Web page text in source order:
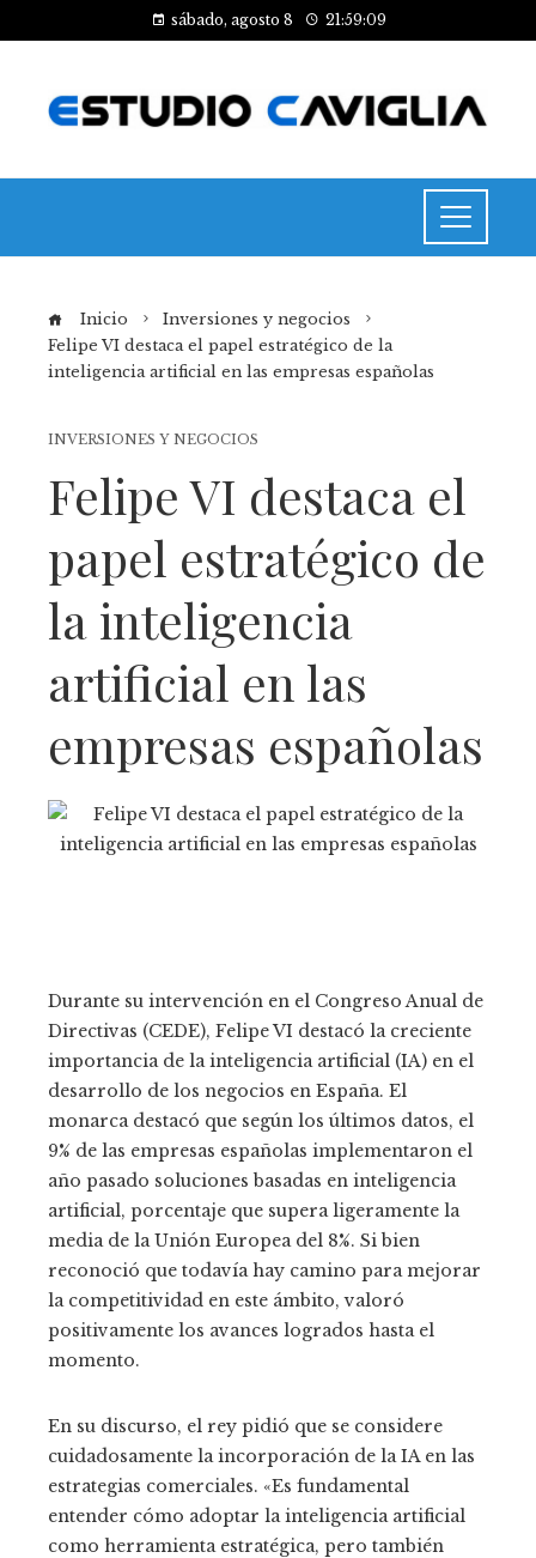
sábado, agosto 8 21:59:09
Inicio
Inversiones y negocios
Felipe VI destaca el papel estratégico de la
inteligencia artificial en las empresas españolas
INVERSIONES Y NEGOCIOS
Felipe VI destaca el
papel estratégico de
la inteligencia
artificial en las
empresas españolas
Durante su intervención en el Congreso Anual de
Directivas (CEDE), Felipe VI destacó la creciente
importancia de la inteligencia artificial (IA) en el
desarrollo de los negocios en España. El
monarca destacó que según los últimos datos, el
9% de las empresas españolas implementaron el
año pasado soluciones basadas en inteligencia
artificial, porcentaje que supera ligeramente la
media de la Unión Europea del 8%. Si bien
reconoció que todavía hay camino para mejorar
la competitividad en este ámbito, valoró
positivamente los avances logrados hasta el
momento.
En su discurso, el rey pidió que se considere
cuidadosamente la incorporación de la IA en las
estrategias comerciales. «Es fundamental
entender cómo adoptar la inteligencia artificial
como herramienta estratégica, pero también